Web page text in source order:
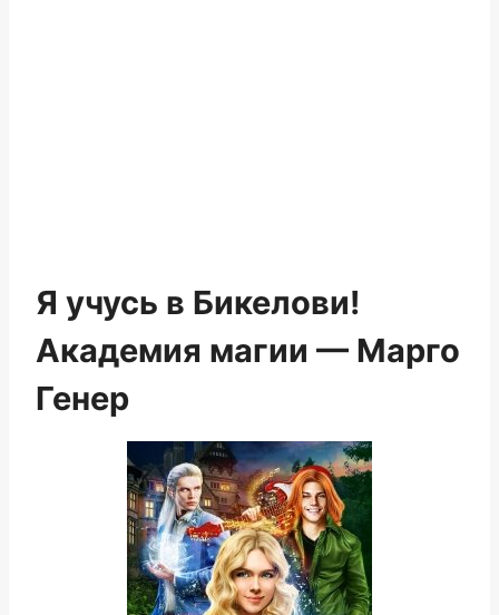
Я учусь в Бикелови!
Академия магии — Марго
Генер